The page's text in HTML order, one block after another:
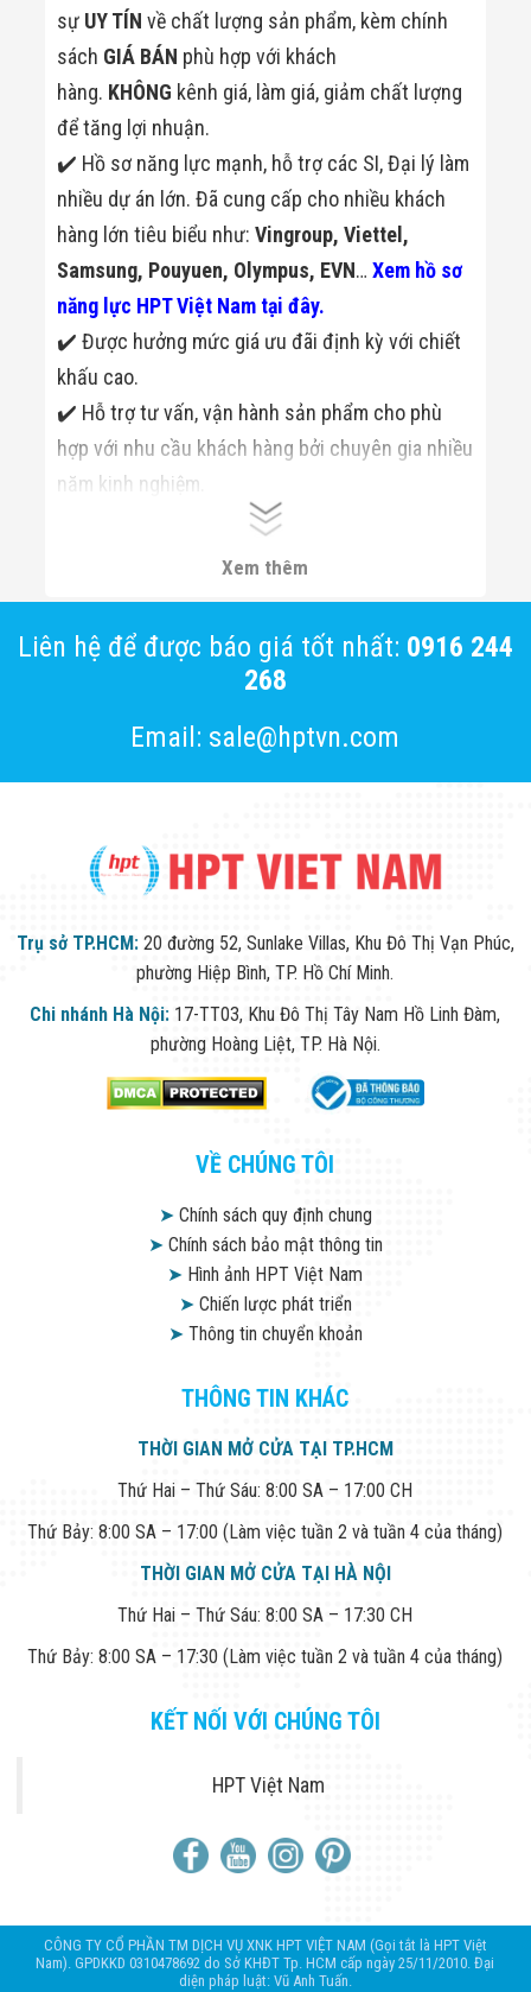
sự UY TÍN về chất lượng sản phẩm, kèm chính
sách GIÁ BÁN phù hợp với khách
hàng. KHÔNG kênh giá, làm giá, giảm chất lượng
để tăng lợi nhuận.
✔️ Hồ sơ năng lực mạnh, hỗ trợ các SI, Đại lý làm
nhiều dự án lớn. Đã cung cấp cho nhiều khách
hàng lớn tiêu biểu như:Vingroup, Viettel,
Samsung, Pouyuen, Olympus, EVN…Xem hồ sơ
năng lực HPT Việt Nam tại đây.
✔️ Được hưởng mức giá ưu đãi định kỳ với chiết
khấu cao.
✔️ Hỗ trợ tư vấn, vận hành sản phẩm cho phù
hợp với nhu cầu khách hàng bởi chuyên gia nhiều
năm kinh nghiệm.
✔️ Thường xuyên cập nhật thông tin về sản
phẩm và công nghệ mới cho Đối tác, khách hàng.
Xem thêm
Liên hệ để được báo giá tốt nhất: 0916 244
268
Email: sale@hptvn.com
Trụ sở TP.HCM: 20 đường 52, Sunlake Villas, Khu Đô Thị Vạn Phúc,
phường Hiệp Bình, TP. Hồ Chí Minh.
Chi nhánh Hà Nội: 17-TT03, Khu Đô Thị Tây Nam Hồ Linh Đàm,
phường Hoàng Liệt, TP. Hà Nội.
VỀ CHÚNG TÔI
➤Chính sách quy định chung
➤Chính sách bảo mật thông tin
➤ Hình ảnh HPT Việt Nam
➤Chiến lược phát triển
➤Thông tin chuyển khoản
THÔNG TIN KHÁC
THỜI GIAN MỞ CỬA TẠI TP.HCM
Thứ Hai – Thứ Sáu: 8:00 SA – 17:00 CH
Thứ Bảy: 8:00 SA – 17:00 (Làm việc tuần 2 và tuần 4 của tháng)
THỜI GIAN MỞ CỬA TẠI HÀ NỘI
Thứ Hai – Thứ Sáu: 8:00 SA – 17:30 CH
Thứ Bảy: 8:00 SA – 17:30 (Làm việc tuần 2 và tuần 4 của tháng)
KẾT NỐI VỚI CHÚNG TÔI
HPT Việt Nam
CÔNG TY CỔ PHẦN TM DỊCH VỤ XNK HPT VIỆT NAM (Gọi tắt là HPT Việt
Nam). GPDKKD 0310478692 do Sở KHĐT Tp. HCM cấp ngày 25/11/2010. Đại
diện pháp luật: Vũ Anh Tuấn.